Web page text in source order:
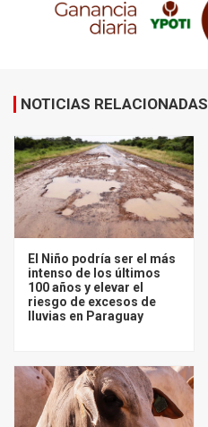
NOTICIAS RELACIONADAS
El Niño podría ser el más
intenso de los últimos
100 años y elevar el
riesgo de excesos de
lluvias en Paraguay